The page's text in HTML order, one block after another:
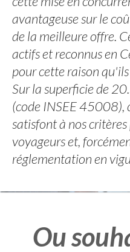
avantageuse sur le
de la meilleure offre.
actifs et reconnus en
pour cette raison
Sur la superficie de
(code INSEE 45008),
satisfont à nos
voyageurs et,
réglementation en
Ou